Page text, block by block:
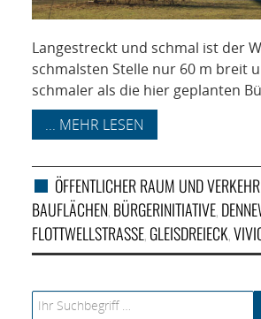
Langestreckt und schmal ist der
schmalsten Stelle nur 60 m breit
schmaler als die hier geplanten
... MEHR LESEN
ÖFFENTLICHER RAUM UND VERKEHR
BAUFLÄCHEN, BÜRGERINITIATIVE,
FLOTTWELLSTRASSE , GLEISDREIECK,
Search for: